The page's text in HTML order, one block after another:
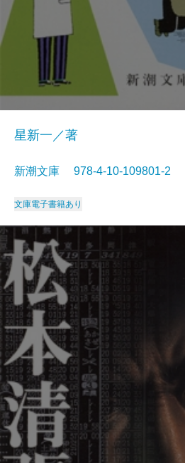
星新一／著
新潮文庫 978-4-10-109801-2
文庫電子書籍あり